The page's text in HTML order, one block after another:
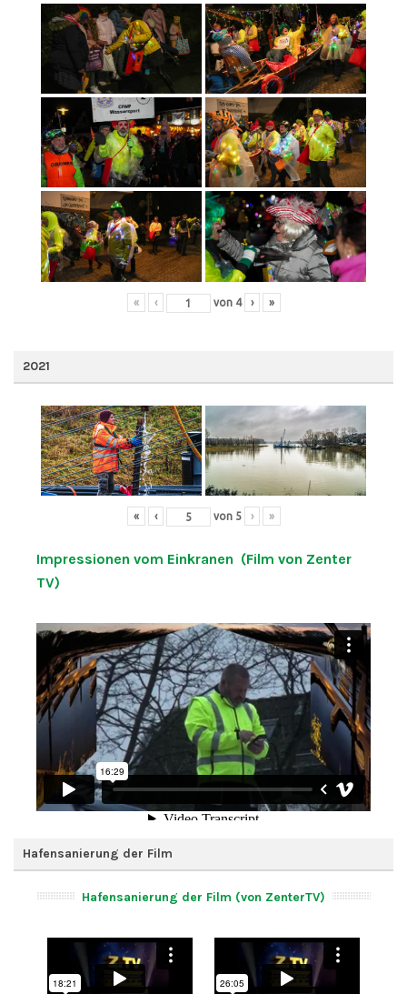
« ‹ von 4 › »
2021
« ‹ von 5 › »
Impressionen vom Einkranen (Film von Zenter
TV)
Hafensanierung der Film
Hafensanierung der Film (von ZenterTV)